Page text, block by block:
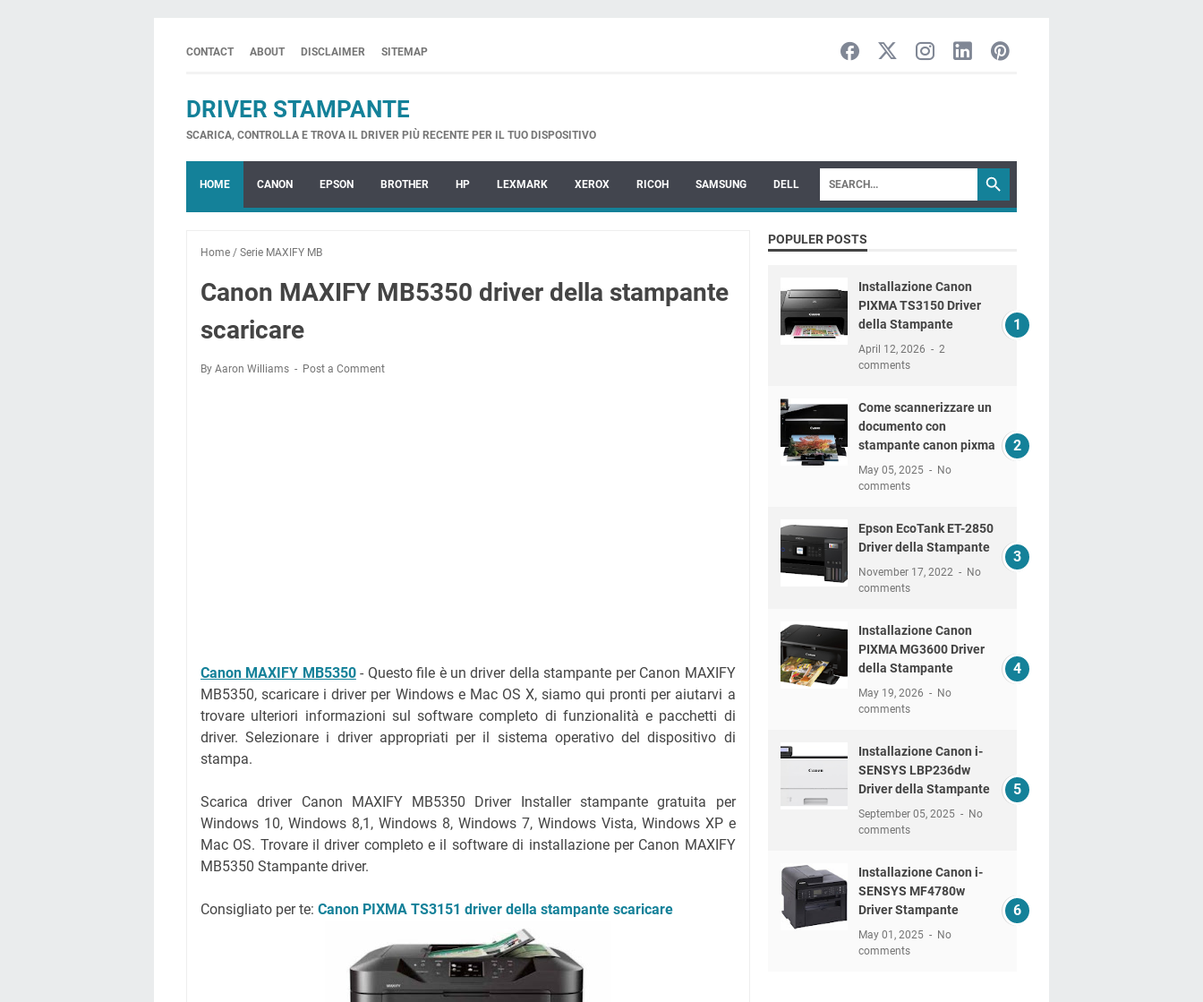
CONTACT ABOUT DISCLAIMER SITEMAP
DRIVER STAMPANTE
SCARICA, CONTROLLA E TROVA IL DRIVER PIÙ RECENTE PER IL TUO DISPOSITIVO
HOME CANON EPSON BROTHER HP LEXMARK XEROX RICOH SAMSUNG DELL
Home / Serie MAXIFY MB
Canon MAXIFY MB5350 driver della stampante
scaricare
By Aaron Williams Post a Comment
Canon MAXIFY MB5350- Questo file è un driver della stampante per Canon MAXIFY
MB5350, scaricare i driver per Windows e Mac OS X, siamo qui pronti per aiutarvi a
trovare ulteriori informazioni sul software completo di funzionalità e pacchetti di
driver. Selezionare i driver appropriati per il sistema operativo del dispositivo di
stampa.
Scarica driver Canon MAXIFY MB5350 Driver Installer stampante gratuita per
Windows 10, Windows 8,1, Windows 8, Windows 7, Windows Vista, Windows XP e
Mac OS. Trovare il driver completo e il software di installazione per Canon MAXIFY
MB5350 Stampante driver.
Consigliato per te: Canon PIXMA TS3151 driver della stampante scaricare
POPULER POSTS
Installazione Canon
PIXMA TS3150 Driver
della Stampante
April 12, 2026
2
comments
Come scannerizzare un
documento con
stampante canon pixma
May 05, 2025
No
comments
Epson EcoTank ET-2850
Driver della Stampante
November 17, 2022
No
comments
Installazione Canon
PIXMA MG3600 Driver
della Stampante
May 19, 2026
No
comments
Installazione Canon i-
SENSYS LBP236dw
Driver della Stampante
September 05, 2025
No
comments
Installazione Canon i-
SENSYS MF4780w
Driver Stampante
May 01, 2025
No
comments